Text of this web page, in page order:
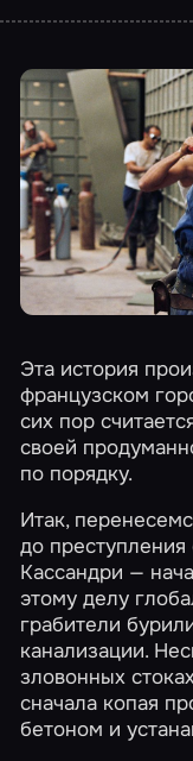
Эта история
французском
сих пор
своей
по порядку.
Итак,
до
Кассандри —
этому делу
грабители
канализации.
зловонных
сначала копая
бетоном и